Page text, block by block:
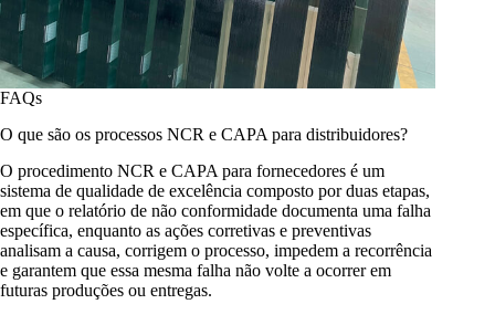
FAQs
O que são os processos NCR e CAPA para distribuidores?
O procedimento NCR e CAPA para fornecedores é um
sistema de qualidade de excelência composto por duas etapas,
em que o relatório de não conformidade documenta uma falha
específica, enquanto as ações corretivas e preventivas
analisam a causa, corrigem o processo, impedem a recorrência
e garantem que essa mesma falha não volte a ocorrer em
futuras produções ou entregas.